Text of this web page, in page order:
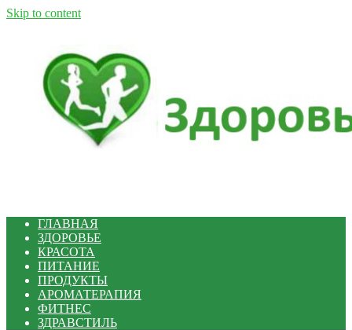
Skip to content
ГЛАВНАЯ
ЗДОРОВЬЕ
КРАСОТА
ПИТАНИЕ
ПРОДУКТЫ
АРОМАТЕРАПИЯ
ФИТНЕС
ЗДРАВСТИЛЬ